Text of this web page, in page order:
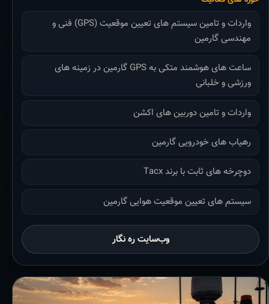
واردات و تامین سیستم های تعیین موقعیت (GPS) فنی و
مهندسی گارمین
ساعت های هوشمند متکی به GPS گارمین در زمینه های
ورزشی و خلبانی
واردات و تامین دوربین های اکشن
رهیاب های خودرویی گارمین
دوچرخه های ثابت با برند Tacx
سیستم های تعیین موقعیت هوایی گارمین
وب‌سایت ره نگار